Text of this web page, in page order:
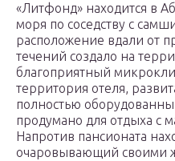
«Литфонд» находится в
моря по соседству с
расположение вдали от
течений создало на
благоприятный
территория отеля,
полностью
продумано для отдыха с
Напротив пансионата
очаровывающий своими